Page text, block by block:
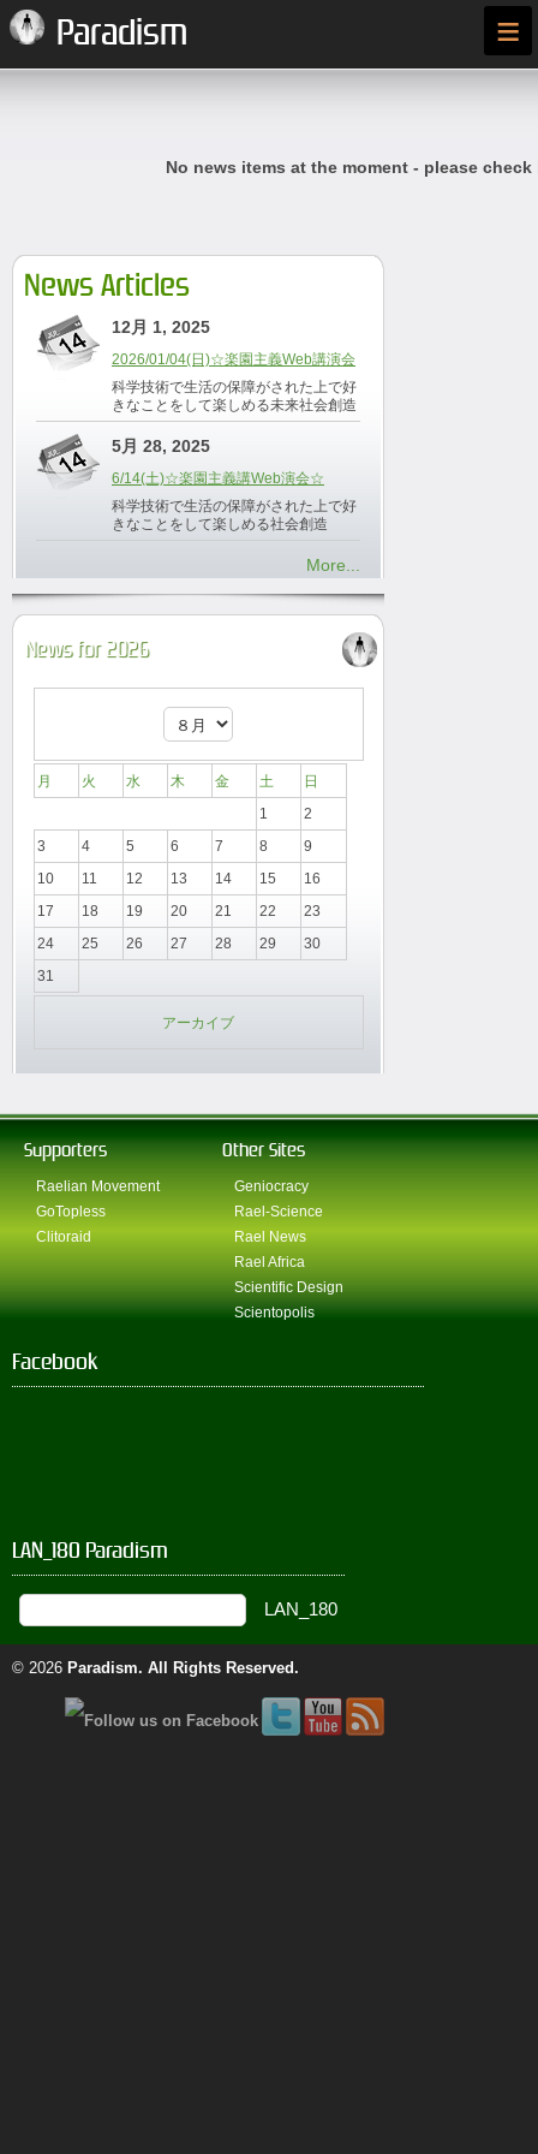
Paradism ≡
No news items at the moment - please
News Articles
12月 1, 2025
2026/01/04(日)☆楽園主義Web講演会
科学技術で生活の保障がされた上で好
きなことをして楽しめる未来社会創造
5月 28, 2025
6/14(土)☆楽園主義講Web演会☆
科学技術で生活の保障がされた上で好
きなことをして楽しめる社会創造
More...
News for 2026
月 火 水 木 金 土
日
1
2
3
4 5 6 7 8
9
10
11 12 13 14 15
16
17
18 19 20 21 22
23
24
25 26 27 28 29
30
31
アーカイブ
Supporters
Raelian Movement
GoTopless
Clitoraid
Other Sites
Geniocracy
Rael-Science
Rael News
Rael Africa
Scientific Design
Scientopolis
Facebook
LAN_180 Paradism
© 2026 Paradism. All Rights Reserved.